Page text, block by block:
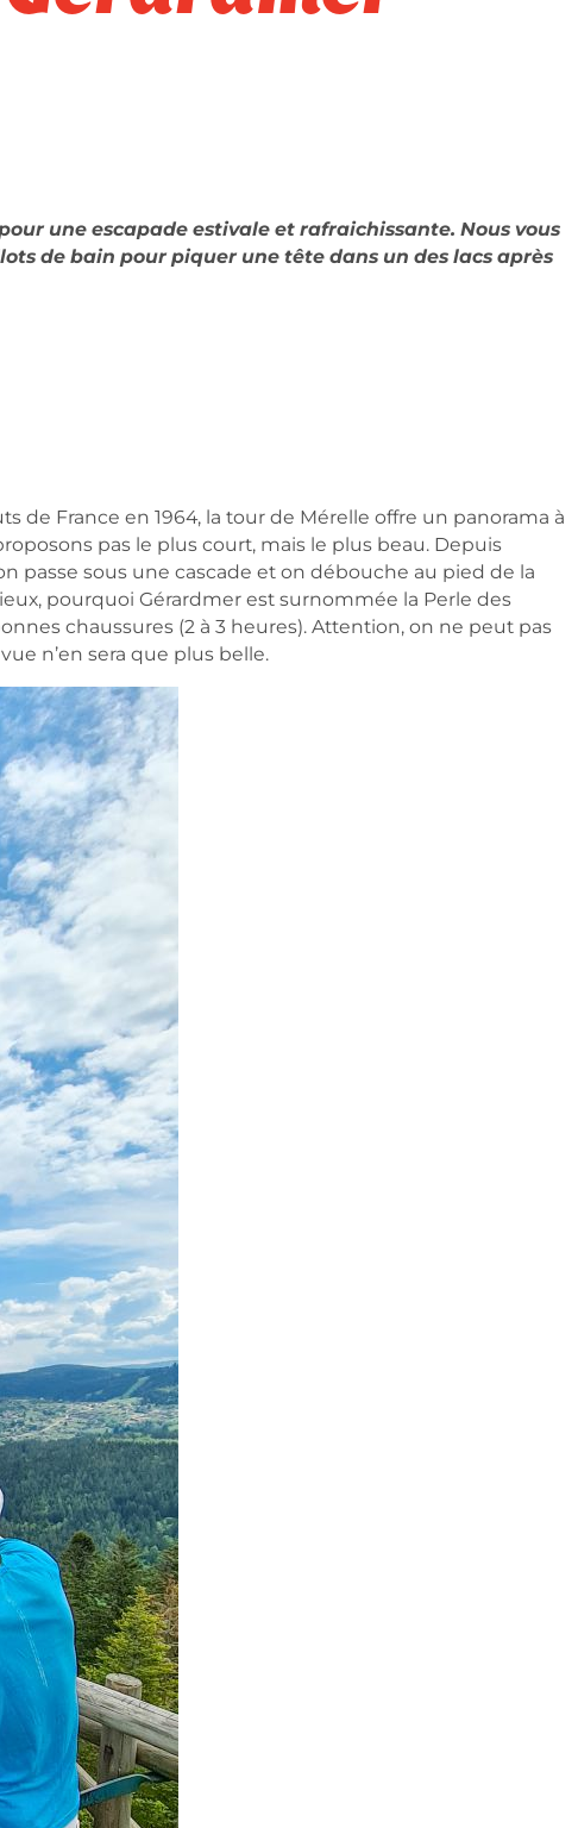
une escapade estivale et rafraichissante. Nous vous
de bain pour piquer une tête dans un des lacs après
de France en 1964, la tour de Mérelle offre un panorama à
pas le plus court, mais le plus beau. Depuis
passe sous une cascade et on débouche au pied de la
pourquoi Gérardmer est surnommée la Perle des
chaussures (2 à 3 heures). Attention, on ne peut pas
n’en sera que plus belle.